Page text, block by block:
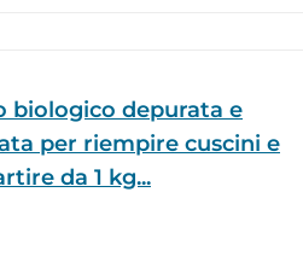
biologico depurata e
per riempire cuscini e
da 1 kg...